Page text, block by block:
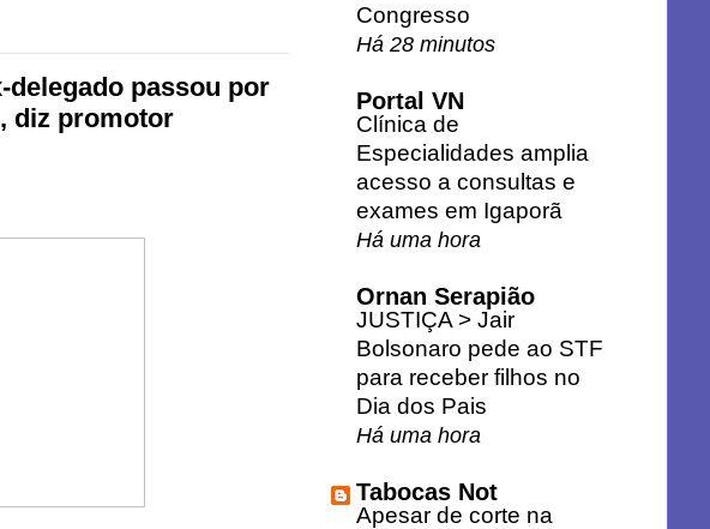
passou por
diz promotor
Congresso
Há 28 minutos
Portal VN
Clínica de
Especialidades amplia
acesso a consultas e
exames em Igaporã
Há uma hora
Ornan Serapião
JUSTIÇA > Jair
Bolsonaro pede ao STF
para receber filhos no
Dia dos Pais
Há uma hora
Tabocas Not
Apesar de corte na